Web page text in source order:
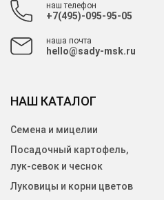
наш телефон
+7(495)-095-95-05
наша почта
hello@sady-msk.ru
НАШ КАТАЛОГ
Семена и мицелии
Посадочный картофель,
лук-севок и чеснок
Луковицы и корни цветов